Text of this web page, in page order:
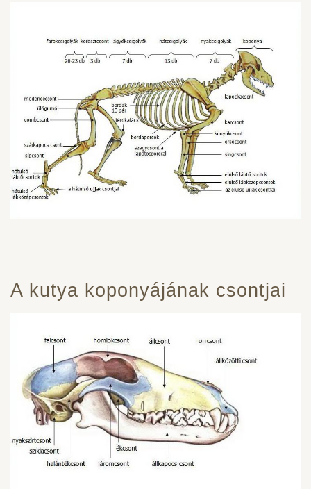
A kutya koponyájának csontjai